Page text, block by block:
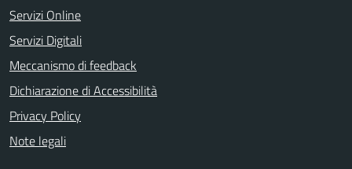
Servizi Online
Servizi Digitali
Meccanismo di feedback
Dichiarazione di Accessibilità
Privacy Policy
Note legali